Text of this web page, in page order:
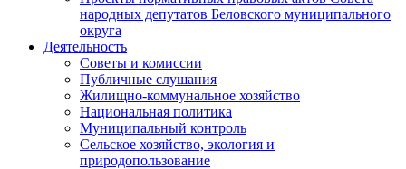
народных депутатов Беловского муниципального
округа
Деятельность
Советы и комиссии
Публичные слушания
Жилищно-коммунальное хозяйство
Национальная политика
Муниципальный контроль
Сельское хозяйство, экология и
природопользование